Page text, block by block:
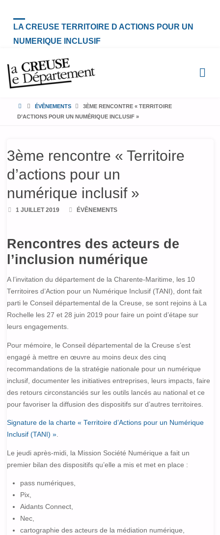
LA CREUSE TERRITOIRE D ACTIONS POUR UN
NUMERIQUE INCLUSIF
HOMEÉVÊNEMENTS
3ÈME RENCONTRE « TERRITOIRE
D’ACTIONS POUR UN NUMÉRIQUE INCLUSIF »
3ème rencontre « Territoire
d’actions pour un
numérique inclusif »
1 JUILLET 2019 ÉVÊNEMENTS
Rencontres des acteurs de
l’inclusion numérique
A l’invitation du département de la Charente-Maritime, les 10
Territoires d’Action pour un Numérique Inclusif (TANI), dont fait
parti le Conseil départemental de la Creuse, se sont rejoins à La
Rochelle les 27 et 28 juin 2019 pour faire un point d’étape sur
leurs engagements.
Pour mémoire, le Conseil départemental de la Creuse s’est
engagé à mettre en œuvre au moins deux des cinq
recommandations de la stratégie nationale pour un numérique
inclusif, documenter les initiatives entreprises, leurs impacts, faire
des retours circonstanciés sur les outils lancés au national et ce
pour favoriser la diffusion des dispositifs sur d’autres territoires.
Signature de la charte « Territoire d’Actions pour un Numérique
Inclusif (TANI) ».
Le jeudi après-midi, la Mission Société Numérique a fait un
premier bilan des dispositifs qu’elle a mis et met en place :
pass numériques,
Pix,
Aidants Connect,
Nec,
cartographie des acteurs de la médiation numérique,